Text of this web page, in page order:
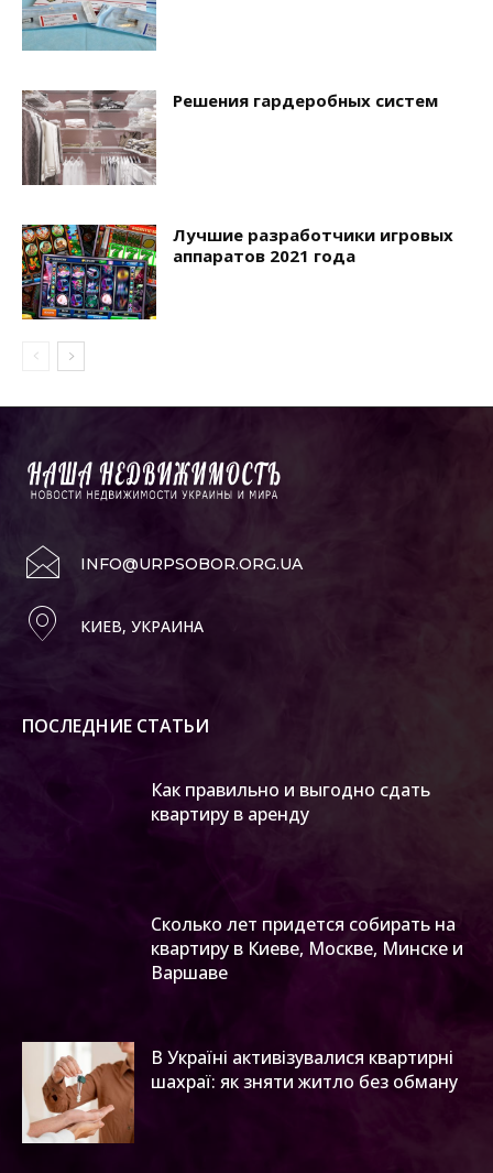
Решения гардеробных систем
Лучшие разработчики игровых
аппаратов 2021 года
INFO@URPSOBOR.ORG.UA
КИЕВ, УКРАИНА
ПОСЛЕДНИЕ СТАТЬИ
Как правильно и выгодно сдать
квартиру в аренду
Сколько лет придется собирать на
квартиру в Киеве, Москве, Минске и
Варшаве
В Україні активізувалися квартирні
шахраї: як зняти житло без обману